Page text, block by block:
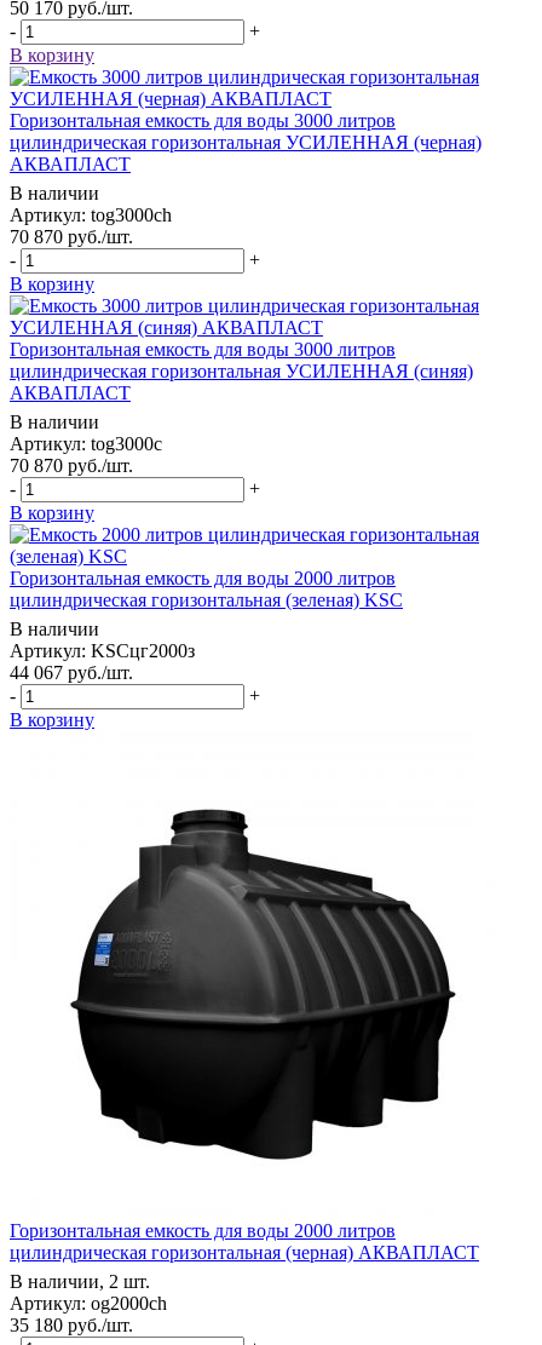
50 170 руб./шт.
-
+
В корзину
Горизонтальная емкость для воды 3000 литров
цилиндрическая горизонтальная УСИЛЕННАЯ (черная)
АКВАПЛАСТ
В наличии
Артикул: tog3000ch
70 870 руб./шт.
-
+
В корзину
Горизонтальная емкость для воды 3000 литров
цилиндрическая горизонтальная УСИЛЕННАЯ (синяя)
АКВАПЛАСТ
В наличии
Артикул: tog3000c
70 870 руб./шт.
-
+
В корзину
Горизонтальная емкость для воды 2000 литров
цилиндрическая горизонтальная (зеленая) KSC
В наличии
Артикул: KSCцг2000з
44 067 руб./шт.
-
+
В корзину
Горизонтальная емкость для воды 2000 литров
цилиндрическая горизонтальная (черная) АКВАПЛАСТ
В наличии, 2 шт.
Артикул: og2000ch
35 180 руб./шт.